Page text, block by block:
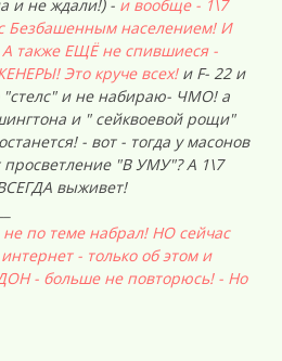
и не ждали!) - и вообще - 1\7
Безбашенным населением! И
также ЕЩЁ не спившиеся -
Это круче всех! и F- 22 и
"стелс" и не набираю- ЧМО! а
и " сейквоевой рощи"
- вот - тогда у масонов
просветление "В УМУ"? А 1\7
выживет!
не по теме набрал! НО сейчас
- только об этом и
- больше не повторюсь! - Но